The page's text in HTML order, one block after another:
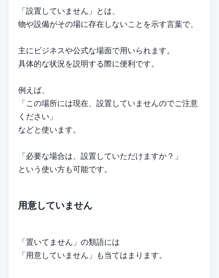
「設置していません」とは、
物や設備がその場に存在しないことを示す言葉で、
主にビジネスや公式な場面で用いられます。
具体的な状況を説明する際に便利です。
例えば、
「この場所には現在、設置していませんのでご注意
ください」
などと使います。
「必要な場合は、設置していただけますか？」
という使い方も可能です。
用意していません
「置いてません」の類語には
「用意していません」も当てはまります。